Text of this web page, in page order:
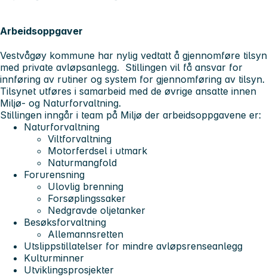
Arbeidsoppgaver
Vestvågøy kommune har nylig vedtatt å gjennomføre tilsyn
med private avløpsanlegg. Stillingen vil få ansvar for
innføring av rutiner og system for gjennomføring av tilsyn.
Tilsynet utføres i samarbeid med de øvrige ansatte innen
Miljø- og Naturforvaltning.
Stillingen inngår i team på Miljø der arbeidsoppgavene er:
Naturforvaltning
Viltforvaltning
Motorferdsel i utmark
Naturmangfold
Forurensning
Ulovlig brenning
Forsøplingssaker
Nedgravde oljetanker
Besøksforvaltning
Allemannsretten
Utslippstillatelser for mindre avløpsrenseanlegg
Kulturminner
Utviklingsprosjekter